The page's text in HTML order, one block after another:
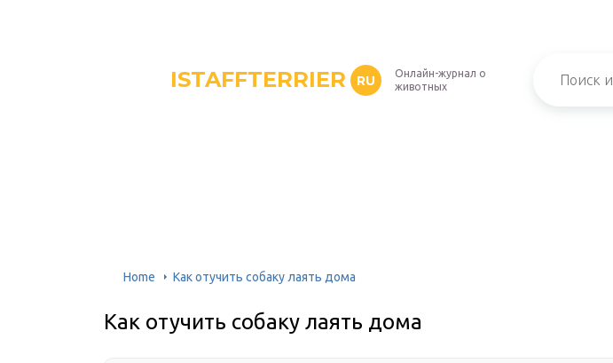
ISTAFFTERRIER RU
Онлайн-журнал о
животных
Home Как отучить собаку лаять дома
Как отучить собаку лаять дома